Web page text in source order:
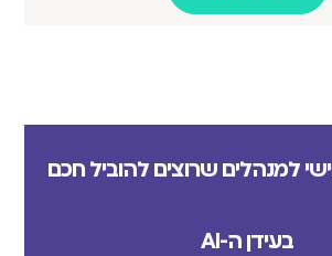
למנהלים שרוצים להוביל חכם
בעידן ה-AI